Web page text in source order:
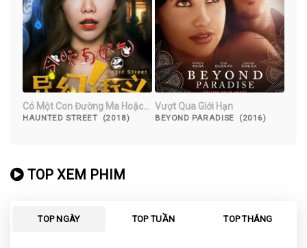
Có Một Con Đường Ma Hoặc
Tối Nay
HAUNTED STREET (2018)
Vượt Qua Giới Hạn
BEYOND PARADISE (2016)
TOP XEM PHIM
TOP NGÀY TOP TUẦN TOP THÁNG